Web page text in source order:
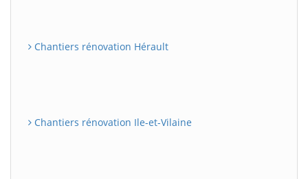
Chantiers rénovation Hérault
Chantiers rénovation Ile-et-Vilaine